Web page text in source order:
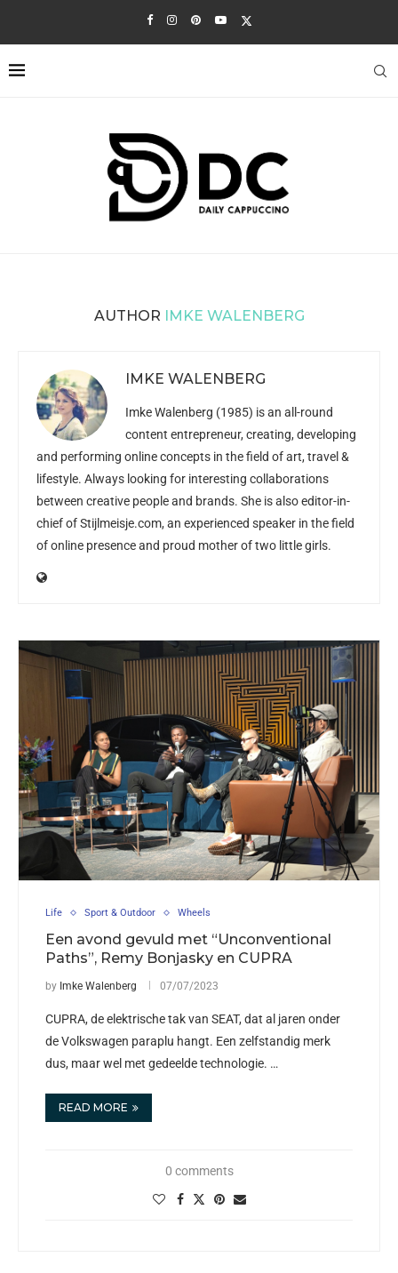
AUTHOR IMKE WALENBERG
IMKE WALENBERG
Imke Walenberg (1985) is an all-round
content entrepreneur, creating, developing
and performing online concepts in the field of art, travel &
lifestyle. Always looking for interesting collaborations
between creative people and brands. She is also editor-in-
chief ofStijlmeisje.com, an experienced speaker in the field
of online presence and proud mother of two little girls.
Life Sport & Outdoor Wheels
Een avond gevuld met “Unconventional
Paths”, Remy Bonjasky en CUPRA
by Imke Walenberg 07/07/2023
CUPRA, de elektrische tak van SEAT, dat al jaren onder
de Volkswagen paraplu hangt. Een zelfstandig merk
dus, maar wel met gedeelde technologie. …
READ MORE
0 comments